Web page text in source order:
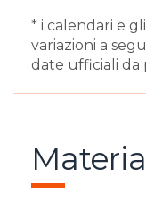
* i calendari e
variazioni a
date ufficiali da